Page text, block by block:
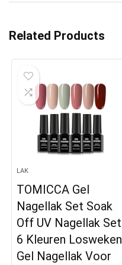
Related Products
LAK
TOMICCA Gel
Nagellak Set Soak
Off UV Nagellak Set
6 Kleuren Losweken
Gel Nagellak Voor